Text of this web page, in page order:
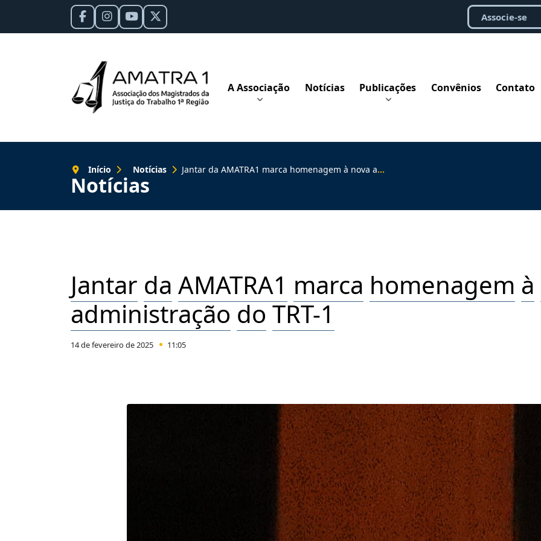
Associe-se
A Associação Notícias Publicações Convênios Contato
Notícias
Início Notícias Jantar da AMATRA1 marca homenagem à nova administração do TRT-1
Jantar da AMATRA1 marca homenagem à
administração do TRT-1
14 de fevereiro de 2025 11:05